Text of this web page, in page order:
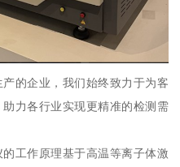
的企业，我们始终致力于为客
力各行业实现更精准的检测需
工作原理基于高温等离子体激